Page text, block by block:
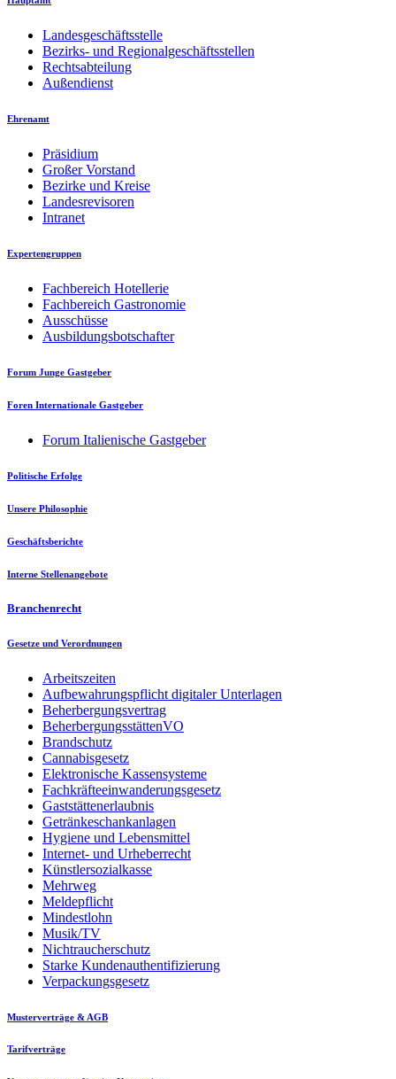
Landesgeschäftsstelle
Bezirks- und Regionalgeschäftsstellen
Rechtsabteilung
Außendienst
Ehrenamt
Präsidium
Großer Vorstand
Bezirke und Kreise
Landesrevisoren
Intranet
Expertengruppen
Fachbereich Hotellerie
Fachbereich Gastronomie
Ausschüsse
Ausbildungsbotschafter
Forum Junge Gastgeber
Foren Internationale Gastgeber
Forum Italienische Gastgeber
Politische Erfolge
Unsere Philosophie
Geschäftsberichte
Interne Stellenangebote
Branchenrecht
Gesetze und Verordnungen
Arbeitszeiten
Aufbewahrungspflicht digitaler Unterlagen
Beherbergungsvertrag
BeherbergungsstättenVO
Brandschutz
Cannabisgesetz
Elektronische Kassensysteme
Fachkräfteeinwanderungsgesetz
Gaststättenerlaubnis
Getränkeschankanlagen
Hygiene und Lebensmittel
Internet- und Urheberrecht
Künstlersozialkasse
Mehrweg
Meldepflicht
Mindestlohn
Musik/TV
Nichtraucherschutz
Starke Kundenauthentifizierung
Verpackungsgesetz
Musterverträge & AGB
Tarifverträge